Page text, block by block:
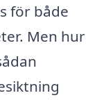
för både
Men hur